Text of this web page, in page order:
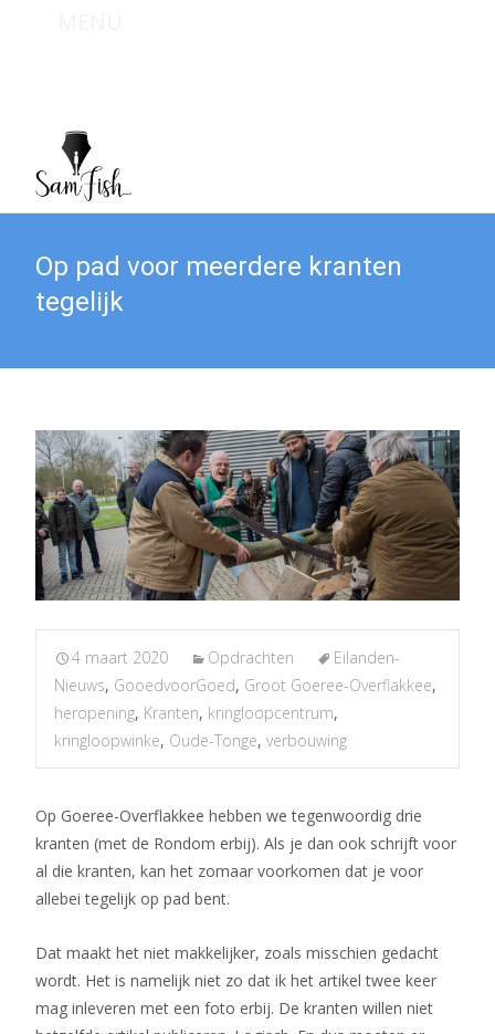
Op pad voor meerdere kranten
tegelijk
4 maart 2020 Opdrachten
Eilanden-
Nieuws, GooedvoorGoed, Groot Goeree-Overflakkee,
heropening, Kranten, kringloopcentrum,
kringloopwinke, Oude-Tonge, verbouwing
Op Goeree-Overflakkee hebben we tegenwoordig drie
kranten (met de Rondom erbij). Als je dan ook schrijft voor
al die kranten, kan het zomaar voorkomen dat je voor
allebei tegelijk op pad bent.
Dat maakt het niet makkelijker, zoals misschien gedacht
wordt. Het is namelijk niet zo dat ik het artikel twee keer
mag inleveren met een foto erbij. De kranten willen niet